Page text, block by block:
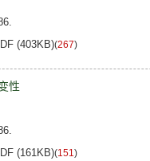
(403KB)(267)
性
(161KB)(151)